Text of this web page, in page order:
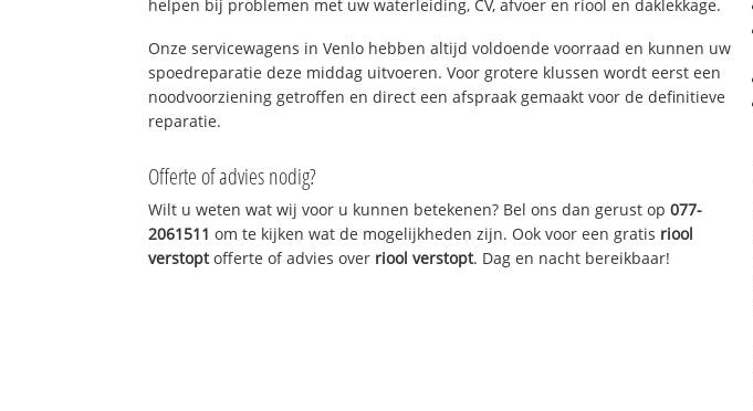
helpen bij problemen met uw waterleiding, CV, afvoer en riool en daklekkage.
Onze servicewagens in Venlo hebben altijd voldoende voorraad en kunnen uw
spoedreparatie deze middag uitvoeren. Voor grotere klussen wordt eerst een
noodvoorziening getroffen en direct een afspraak gemaakt voor de definitieve
reparatie.
Offerte of advies nodig?
Wilt u weten wat wij voor u kunnen betekenen? Bel ons dan gerust op077-
2061511 om te kijken wat de mogelijkheden zijn. Ook voor een gratis riool
verstoptofferte of advies over riool verstopt. Dag en nacht bereikbaar!